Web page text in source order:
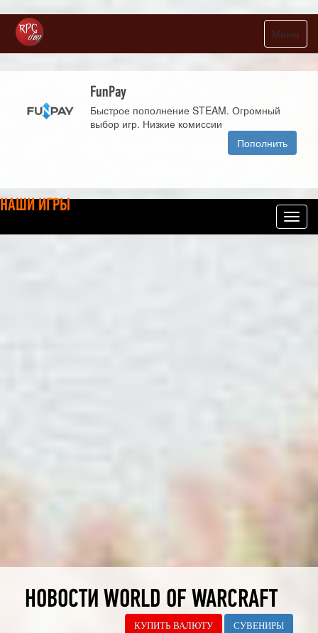
Меню
FunPay
Быстрое пополнение STEAM. Огромный
выбор игр. Низкие комиссии
Пополнить
НАШИ ИГРЫ
НОВОСТИ WORLD OF WARCRAFT
СУВЕНИРЫ
КУПИТЬ ВАЛЮТУ